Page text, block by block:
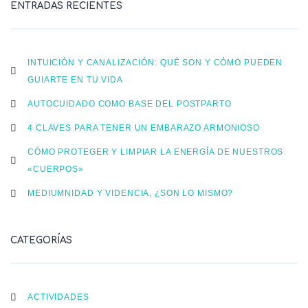
ENTRADAS RECIENTES
INTUICIÓN Y CANALIZACIÓN: QUÉ SON Y CÓMO PUEDEN
GUIARTE EN TU VIDA
AUTOCUIDADO COMO BASE DEL POSTPARTO
4 CLAVES PARA TENER UN EMBARAZO ARMONIOSO
CÓMO PROTEGER Y LIMPIAR LA ENERGÍA DE NUESTROS
«CUERPOS»
MEDIUMNIDAD Y VIDENCIA, ¿SON LO MISMO?
CATEGORÍAS
ACTIVIDADES